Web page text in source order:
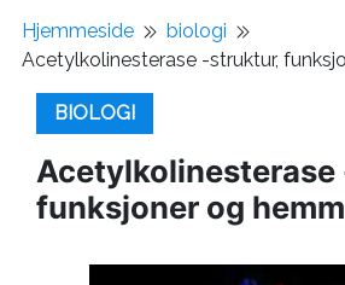
Hjemmeside
biologi
Acetylkolinesterase -struktur,
BIOLOGI
funksjoner og